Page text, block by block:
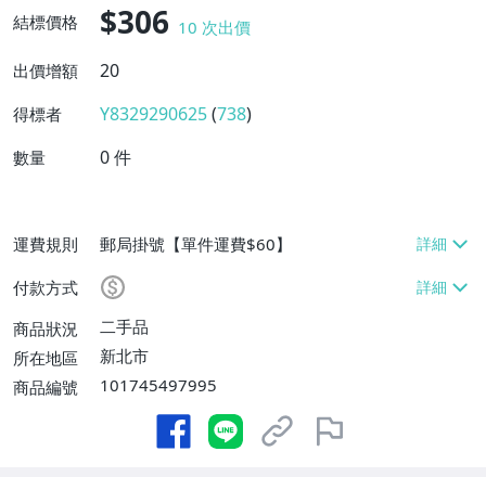
結標價格 $306 10 次出價
出價增額
20
得標者 Y8329290625(738)
數量 0件
運費規則
郵局掛號【單件運費$60】
付款方式
商品狀況
二手品
所在地區
新北市
商品編號
101745497995